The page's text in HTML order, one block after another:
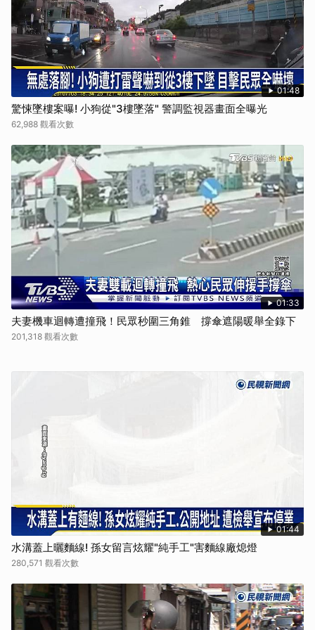
01:48
驚悚墜樓案曝! 小狗從"3樓墜落" 警調監視器畫面全曝光
62,988 觀看次數
01:33
夫妻機車迴轉遭撞飛！民眾秒圍三角錐 撐傘遮陽暖舉全錄下
201,318 觀看次數
01:44
水溝蓋上曬麵線! 孫女留言炫耀"純手工"害麵線廠熄燈
280,571 觀看次數